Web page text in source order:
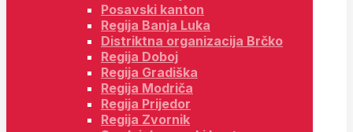
Posavski kanton
Regija Banja Luka
Distriktna organizacija Brčko
Regija Doboj
Regija Gradiška
Regija Modriča
Regija Prijedor
Regija Zvornik